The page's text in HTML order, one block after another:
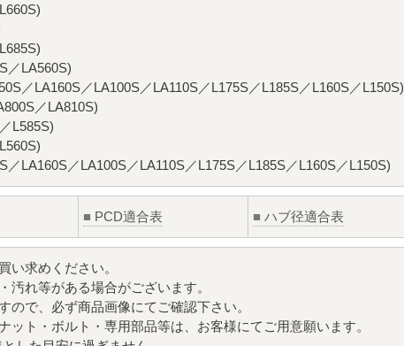
／LA560S)
／LA160S／LA100S／LA110S／L175S／L185S／L160S／L150S)
／LA810S)
L585S)
／LA160S／LA100S／LA110S／L175S／L185S／L160S／L150S)
■ PCD適合表 ■ ハブ径適合表
い求めください。
れ等がある場合がございます。
で、必ず商品画像にてご確認下さい。
ト・ボルト・専用部品等は、お客様にてご用意願います。